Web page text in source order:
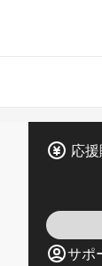
応
サポ